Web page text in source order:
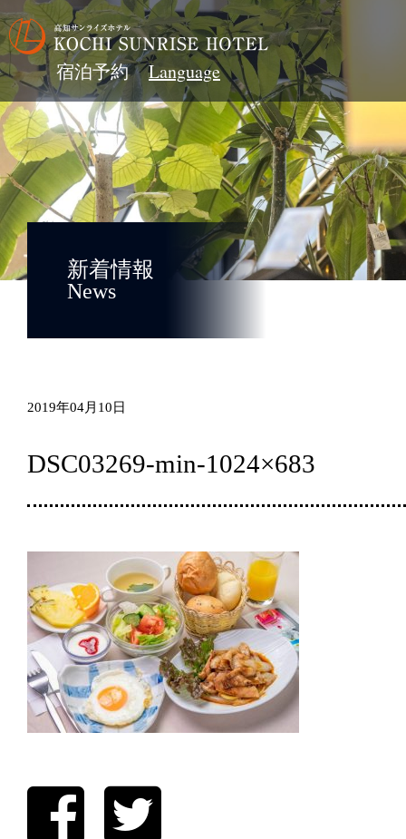
宿泊予約
新着情報
News
2019年04月10日
DSC03269-min-1024×683